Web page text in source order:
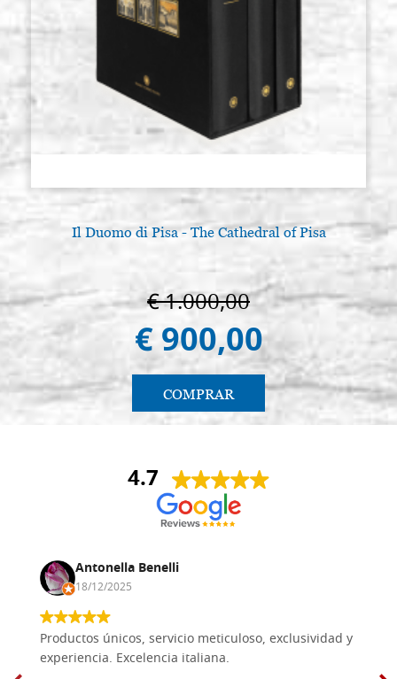
Il Duomo di Pisa - The Cathedral of Pisa
€ 1.000,00
€ 900,00
COMPRAR
4.7
Antonella Benelli
18/12/2025
Productos únicos, servicio meticuloso, exclusividad y
experiencia. Excelencia italiana.